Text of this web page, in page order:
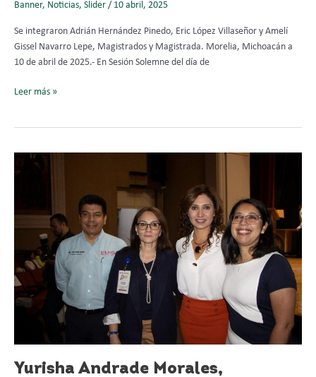
Banner, Noticias, Slider / 10 abril, 2025
Se integraron Adrián Hernández Pinedo, Eric López Villaseñor y Amelí
Gissel Navarro Lepe, Magistrados y Magistrada. Morelia, Michoacán a
10 de abril de 2025.- En Sesión Solemne del día de
Leer más »
Yurisha Andrade Morales,
Yurisha
Andrade
Tribunal
Electoral
del
Estado,
Invitada
el
VII